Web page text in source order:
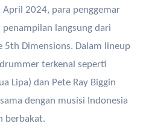
April 2024, para penggemar
langsung dari
5th Dimensions. Dalam lineup
terkenal seperti
Lipa) dan Pete Ray Biggin
dengan musisi Indonesia
berbakat.